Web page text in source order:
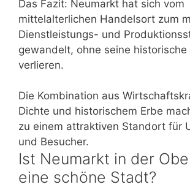
Das Fazit: Neumarkt hat sich vom
mittelalterlichen Handelsort zum
Dienstleistungs- und
gewandelt, ohne seine historische
verlieren.
Die Kombination aus
Dichte und historischem Erbe
zu einem attraktiven Standort für
und Besucher.
Ist Neumarkt in der
eine schöne Stadt?